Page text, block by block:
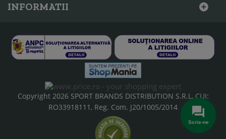
INFORMATII
Scrie-ne
Copyright 2026 SPORT BRANDS DISTRIBUTION S.R.L, CUI:
RO33918111, Reg. Com. J20/1005/2014